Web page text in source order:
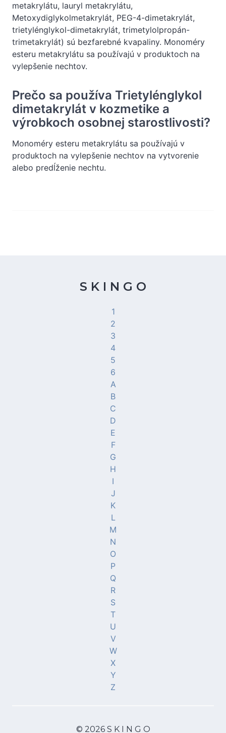
metakrylátu, lauryl metakrylátu,
Metoxydiglykolmetakrylát, PEG-4-dimetakrylát,
trietylénglykol-dimetakrylát, trimetylolpropán-
trimetakrylát) sú bezfarebné kvapaliny. Monoméry
esteru metakrylátu sa používajú v produktoch na
vylepšenie nechtov.
Prečo sa používa Trietylénglykol
dimetakrylát v kozmetike a
výrobkoch osobnej starostlivosti?
Monoméry esteru metakrylátu sa používajú v
produktoch na vylepšenie nechtov na vytvorenie
alebo predĺženie nechtu.
S K I N G O
1
2
3
4
5
6
A
B
C
D
E
F
G
H
I
J
K
L
M
N
O
P
Q
R
S
T
U
V
W
X
Y
Z
© 2026 S K I N G O